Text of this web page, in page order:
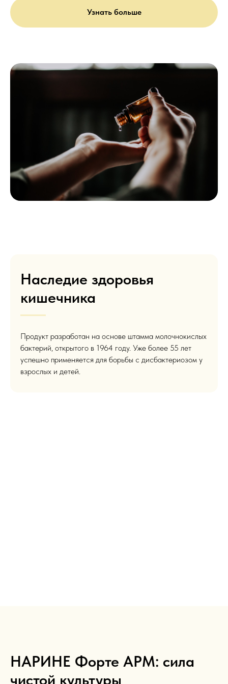
Узнать больше
Наследие здоровья
кишечника
Продукт разработан на основе штамма молочнокислых
бактерий, открытого в 1964 году. Уже более 55 лет
успешно применяется для борьбы с дисбактериозом у
взрослых и детей.
НАРИНЕ Форте АРМ: сила
чистой культуры